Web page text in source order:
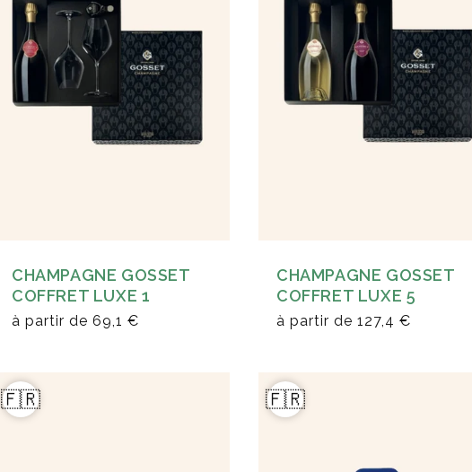
CHAMPAGNE GOSSET
COFFRET LUXE 1
à partir de 69,1 €
CHAMPAGNE GOSSET
COFFRET LUXE 5
à partir de 127,4 €
🇫🇷 🇫🇷